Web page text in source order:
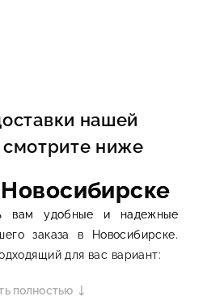
нашей
ниже
вам удобные и надежные
заказа в Новосибирске.
для вас вариант:
(Новосибирск и
полностью